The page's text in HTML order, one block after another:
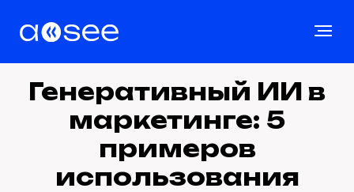
Генеративный ИИ в
маркетинге: 5
примеров
использования